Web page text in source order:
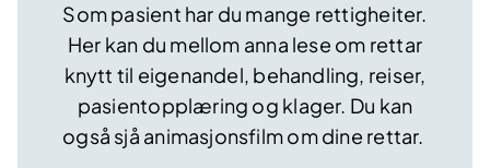
Som pasient har du mange rettigheiter.
Her kan du mellom anna lese om rettar
knytt til eigenandel, behandling, reiser,
pasientopplæring og klager. Du kan
også sjå animasjonsfilm om dine rettar.